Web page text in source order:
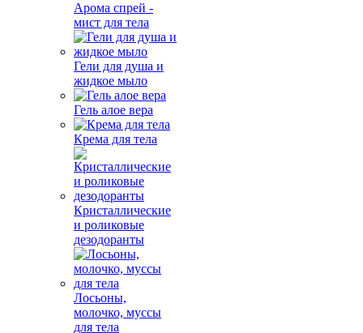
Арома спрей -
мист для тела
Гели для душа и
жидкое мыло
Гель алое вера
Крема для тела
Кристаллические
и роликовые
дезодоранты
Лосьоны,
молочко, муссы
для тела